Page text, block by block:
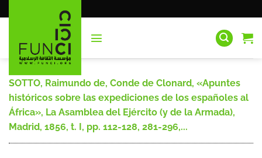
al
SOTTO, Raimundo de, Conde de Clonard, «Apuntes
históricos sobre las expediciones de los españoles al
África», La Asamblea del Ejército (y de la Armada),
Madrid, 1856, t. I, pp. 112-128, 281-296,...